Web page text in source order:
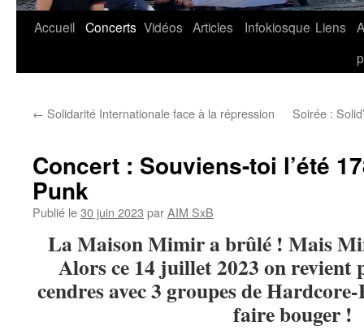
Accueil Concerts Vidéos Articles Infokiosque Liens
A
← Solidarité Internationale face à la répression Soirée :
Concert : Souviens-toi l’été
Punk
Publié le30 juin 2023 parAIM SxB
La Maison Mimir a brûlé ! Mais
Alors ce 14 juillet 2023 on revient
cendres avec 3 groupes de
faire bouger !